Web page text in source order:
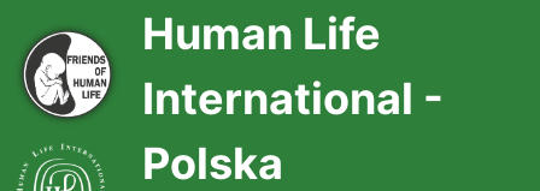
Human Life
International -
Polska